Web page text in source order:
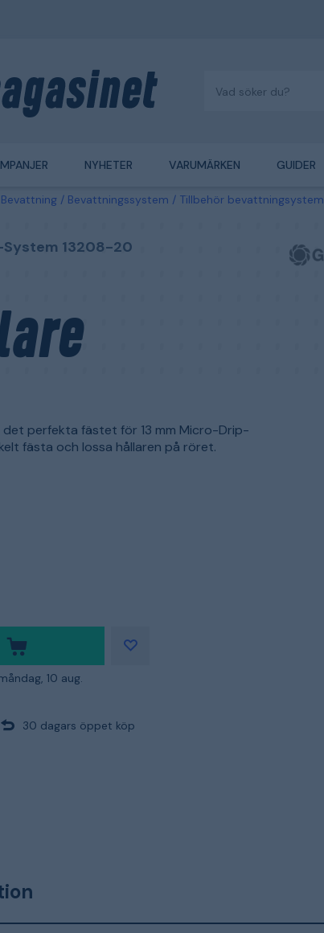
NYHETER VARUMÄRKEN GUIDER
Bevattning Bevattningssystem Tillbehör bevattningsystem
13208-20
det perfekta fästet för 13 mm Micro-Drip-
fästa och lossa hållaren på röret.
10 aug.
30 dagars öppet köp